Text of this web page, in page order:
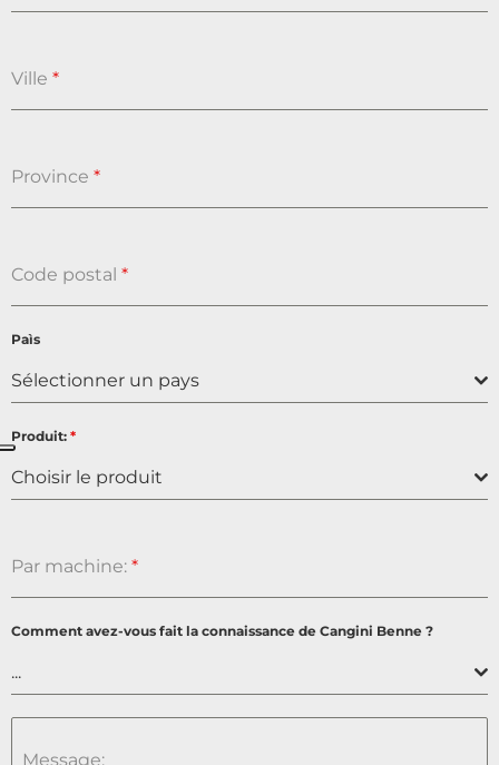
Ville *
Province *
Code postal *
Paìs
Sélectionner un pays
Produit: *
Choisir le produit
Par machine: *
Comment avez-vous fait la connaissance de Cangini Benne ?
...
Message: